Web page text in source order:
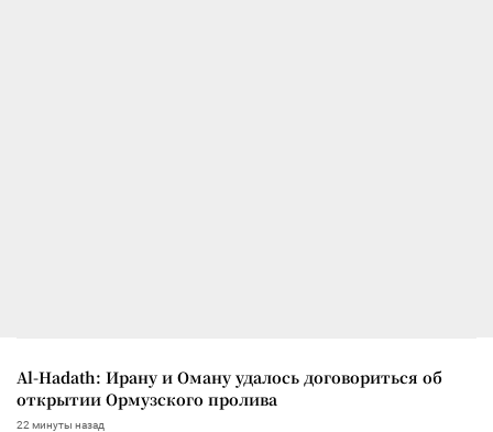
Al-Hadath: Ирану и Оману удалось договориться об
открытии Ормузского пролива
22 минуты назад